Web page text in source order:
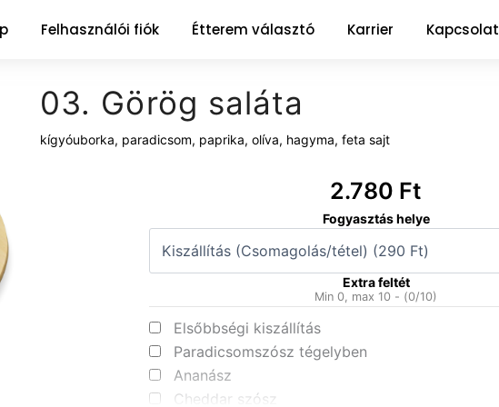
Felhasználói fiók Étterem választó Karrier Kapcsolat
03. Görög saláta
kígyóuborka, paradicsom, paprika, olíva, hagyma, feta sajt
2.780 Ft
Fogyasztás helye
Extra feltét
Min 0, max 10 - (0/10)
Elsőbbségi kiszállítás
Paradicsomszósz tégelyben
Ananász
Cheddar szósz
saláta
mennyiség